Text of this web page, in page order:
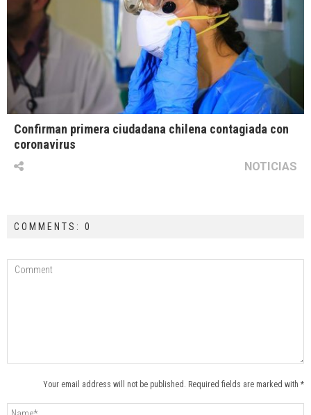
Confirman primera ciudadana chilena contagiada con
coronavirus
NOTICIAS
COMMENTS: 0
Your email address will not be published. Required fields are marked with *